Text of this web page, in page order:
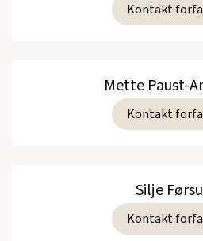
Kontakt
Mette Paust-
Kontakt
Silje
Kontakt